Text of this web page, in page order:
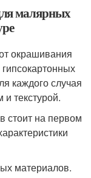
малярных
окрашивания
каждого случая
текстурой.
стоит на первом
материалов.